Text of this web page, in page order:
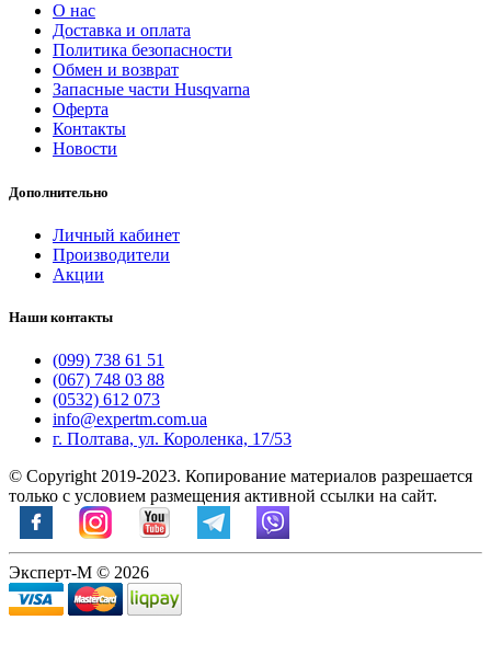
О нас
Доставка и оплата
Политика безопасности
Обмен и возврат
Запасные части Husqvarna
Оферта
Контакты
Новости
Дополнительно
Личный кабинет
Производители
Акции
Наши контакты
(099) 738 61 51
(067) 748 03 88
(0532) 612 073
info@expertm.com.ua
г. Полтава, ул. Короленка, 17/53
© Copyright 2019-2023. Копирование материалов разрешается
только с условием размещения активной ссылки на сайт.
Эксперт-М © 2026